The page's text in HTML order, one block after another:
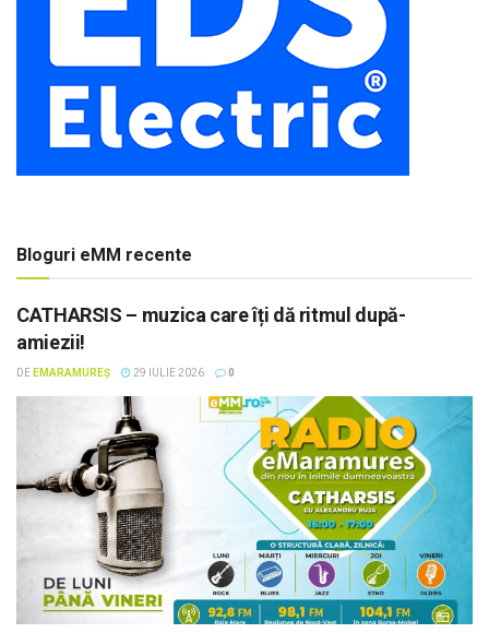
Bloguri eMM recente
CATHARSIS – muzica care îți dă ritmul după-
amiezii!
DE EMARAMUREȘ 29 IULIE 2026 0